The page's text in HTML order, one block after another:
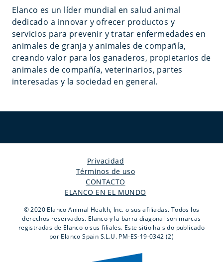
Elanco es un líder mundial en salud animal
dedicado a innovar y ofrecer productos y
servicios para prevenir y tratar enfermedades en
animales de granja y animales de compañía,
creando valor para los ganaderos, propietarios de
animales de compañía, veterinarios, partes
interesadas y la sociedad en general.
Privacidad
Términos de uso
CONTACTO
ELANCO EN EL MUNDO
© 2020 Elanco Animal Health, Inc. o sus afiliadas. Todos los
derechos reservados. Elanco y la barra diagonal son marcas
registradas de Elanco o sus filiales. Este sitio ha sido publicado
por Elanco Spain S.L.U. PM-ES-19-0342 (2)